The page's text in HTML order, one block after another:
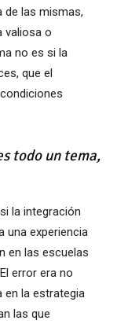
de las mismas,
valiosa o
no es si la
que el
todo un tema,
la integración
una experiencia
en las escuelas
error era no
en la estrategia
las que